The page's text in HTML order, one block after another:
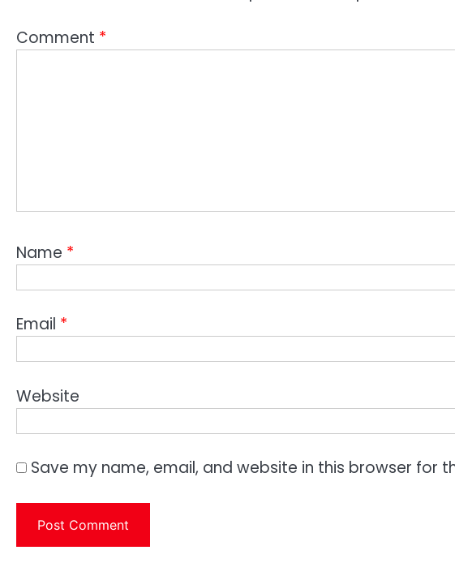
Comment *
Name *
Email *
Website
Save my name, email, and website in this browser for